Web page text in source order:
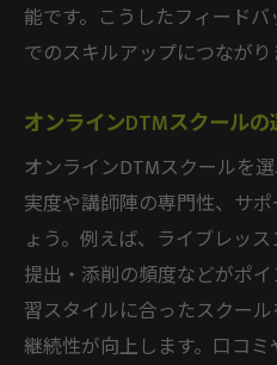
能です。こうしたフィード
でのスキルアップにつながり
オンラインDTMスクール
オンラインDTMスクールを
実度や講師陣の専門性、サ
ょう。例えば、ライブレッ
提出・添削の頻度などがポ
習スタイルに合ったスクー
継続性が向上します。口コ